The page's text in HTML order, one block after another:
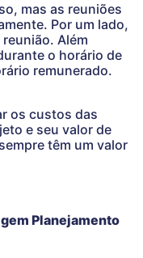
mas as reuniões
Por um lado,
Além
o horário de
remunerado.
os custos das
e seu valor de
sempre têm um valor
Planejamento